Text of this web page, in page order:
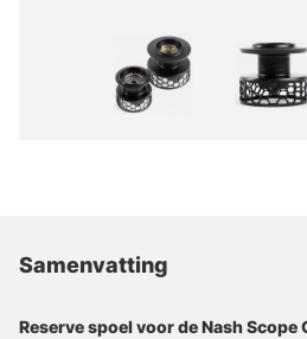
Samenvatting
Reserve spoel voor de Nash